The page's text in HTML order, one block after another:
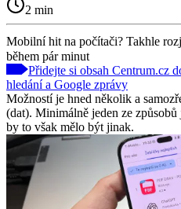
2 min
Mobilní hit na počítači? Takhle
během pár minut
Přidejte si obsah Centrum.cz
hledání a Google zprávy
Možností je hned několik a
(dat). Minimálně jeden ze
by to však mělo být jinak.